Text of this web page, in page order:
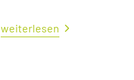
weiterlesen